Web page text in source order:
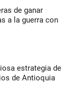
de ganar
a la guerra con
estrategia de
de Antioquia